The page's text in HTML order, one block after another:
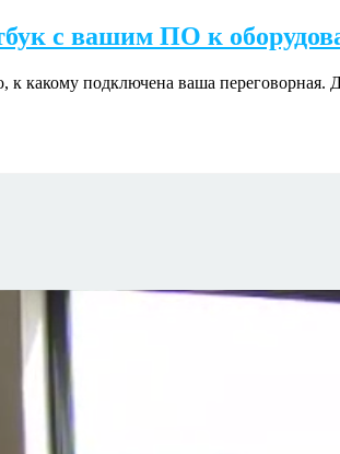
с вашим ПО к
какому подключена ваша